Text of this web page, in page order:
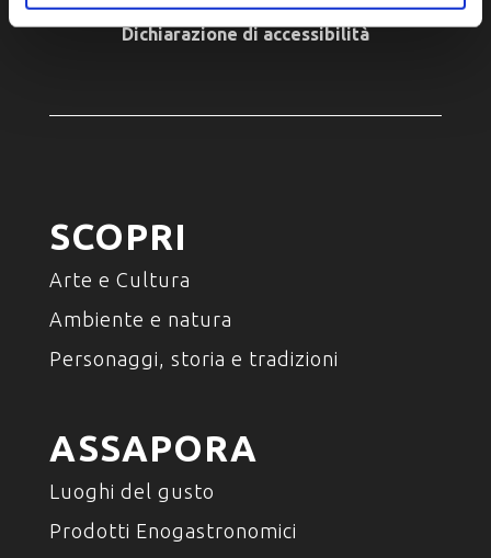
Cookie policy
Dichiarazione di accessibilità
SCOPRI
Arte e Cultura
Ambiente e natura
Personaggi, storia e tradizioni
ASSAPORA
Luoghi del gusto
Prodotti Enogastronomici